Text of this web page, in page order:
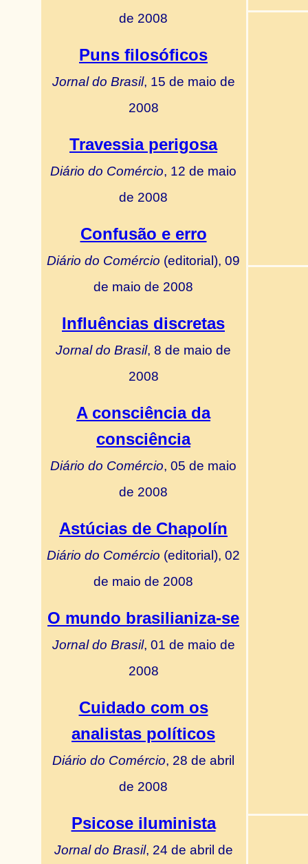
de 2008
Puns filosóficos
Jornal do Brasil, 15 de maio de
2008
Travessia perigosa
Diário do Comércio, 12 de maio
de 2008
Confusão e erro
Diário do Comércio (editorial), 09
de maio de 2008
Influências discretas
Jornal do Brasil, 8 de maio de
2008
A consciência da
consciência
Diário do Comércio, 05 de maio
de 2008
Astúcias de Chapolín
Diário do Comércio (editorial), 02
de maio de 2008
O mundo brasilianiza-se
Jornal do Brasil, 01 de maio de
2008
Cuidado com os
analistas políticos
Diário do Comércio, 28 de abril
de 2008
Psicose iluminista
Jornal do Brasil, 24 de abril de